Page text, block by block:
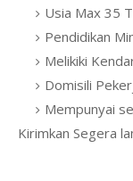
Usia Max 35
Pendidikan
Melikiki
Domisili
Mempunyai
Kirimkan Segera